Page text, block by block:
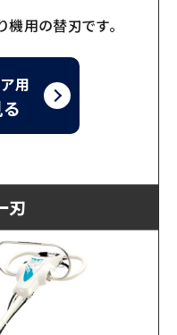
用の替刃です。
用
刃